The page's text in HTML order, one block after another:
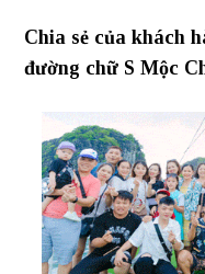
Chia sẻ của khách
đường chữ S Mộc